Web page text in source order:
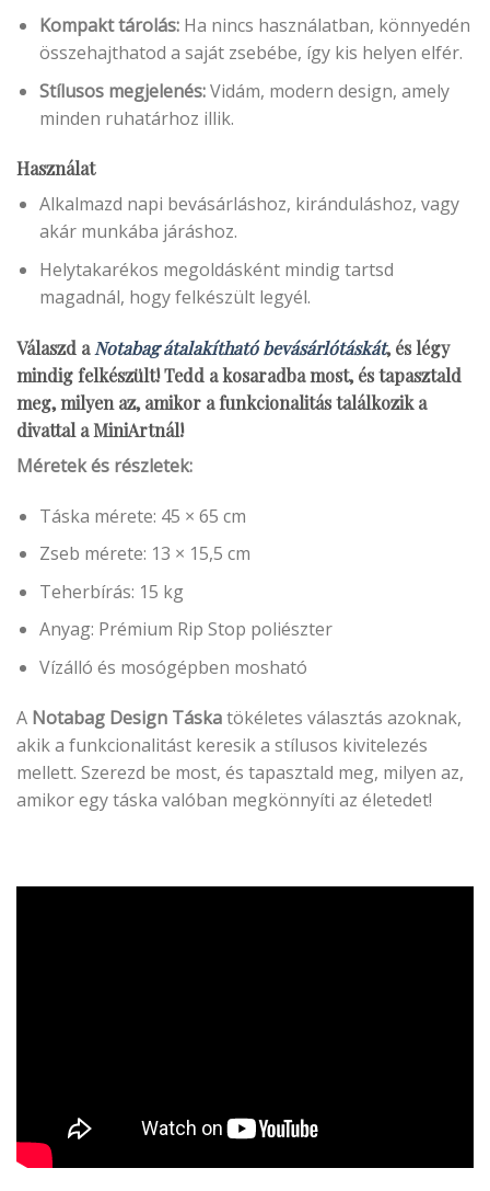
Kompakt tárolás:Ha nincs használatban, könnyedén
összehajthatod a saját zsebébe, így kis helyen elfér.
Stílusos megjelenés:Vidám, modern design, amely
minden ruhatárhoz illik.
Használat
Alkalmazd napi bevásárláshoz, kiránduláshoz, vagy
akár munkába járáshoz.
Helytakarékos megoldásként mindig tartsd
magadnál, hogy felkészült legyél.
Válaszd aNotabag átalakítható bevásárlótáskát, és légy
mindig felkészült! Tedd a kosaradba most, és tapasztald
meg, milyen az, amikor a funkcionalitás találkozik a
divattal a MiniArtnál!
Méretek és részletek:
Táska mérete: 45 × 65 cm
Zseb mérete: 13 × 15,5 cm
Teherbírás: 15 kg
Anyag: Prémium Rip Stop poliészter
Vízálló és mosógépben mosható
A Notabag Design Táskatökéletes választás azoknak,
akik a funkcionalitást keresik a stílusos kivitelezés
mellett. Szerezd be most, és tapasztald meg, milyen az,
amikor egy táska valóban megkönnyíti az életedet!